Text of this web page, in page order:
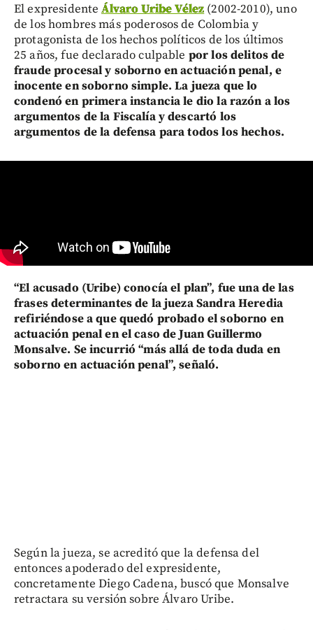
El expresidenteÁlvaro Uribe Vélez (2002-2010), uno
de los hombres más poderosos de Colombia y
protagonista de los hechos políticos de los últimos
25 años, fue declarado culpable por los delitos de
fraude procesal y soborno en actuación penal, e
inocente en soborno simple. La jueza que lo
condenó en primera instancia le dio la razón a los
argumentos de la Fiscalía y descartó los
argumentos de la defensa para todos los hechos.
“El acusado (Uribe) conocía el plan”, fue una de las
frases determinantes de la jueza Sandra Heredia
refiriéndose a que quedó probado el soborno en
actuación penal en el caso de Juan Guillermo
Monsalve. Se incurrió “más allá de toda duda en
soborno en actuación penal”, señaló.
Según la jueza, se acreditó que la defensa del
entonces apoderado del expresidente,
concretamente Diego Cadena, buscó que Monsalve
retractara su versión sobre Álvaro Uribe.